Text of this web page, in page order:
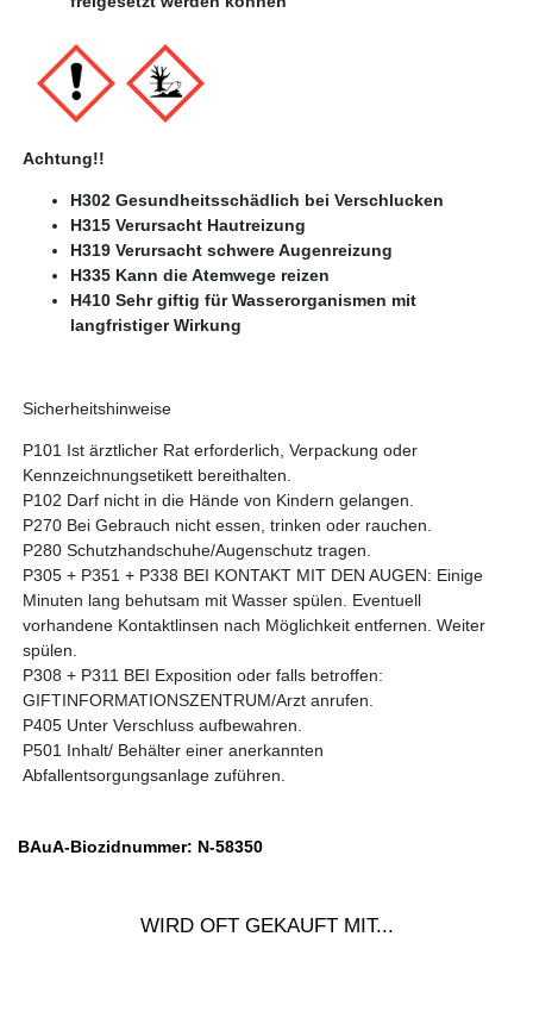
Achtung!!
H302 Gesundheitsschädlich bei Verschlucken
H315 Verursacht Hautreizung
H319 Verursacht schwere Augenreizung
H335 Kann die Atemwege reizen
H410 Sehr giftig für Wasserorganismen mit
langfristiger Wirkung
Sicherheitshinweise
P101 Ist ärztlicher Rat erforderlich, Verpackung oder
Kennzeichnungsetikett bereithalten.
P102 Darf nicht in die Hände von Kindern gelangen.
P270 Bei Gebrauch nicht essen, trinken oder rauchen.
P280 Schutzhandschuhe/Augenschutz tragen.
P305 + P351 + P338 BEI KONTAKT MIT DEN AUGEN: Einige
Minuten lang behutsam mit Wasser spülen. Eventuell
vorhandene Kontaktlinsen nach Möglichkeit entfernen. Weiter
spülen.
P308 + P311 BEI Exposition oder falls betroffen:
GIFTINFORMATIONSZENTRUM/Arzt anrufen.
P405 Unter Verschluss aufbewahren.
P501 Inhalt/ Behälter einer anerkannten
Abfallentsorgungsanlage zuführen.
BAuA-Biozidnummer: N-58350
WIRD OFT GEKAUFT MIT...